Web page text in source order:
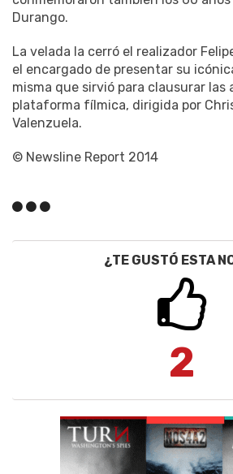
Durango.
La velada la cerró el realizador
el encargado de presentar su
misma que sirvió para clausurar las
plataforma fílmica, dirigida por
Valenzuela.
© Newsline Report 2014
¿TE GUSTÓ ESTA
2